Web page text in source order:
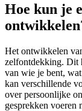
Hoe kun je
Het ontwikkelen
zelfontdekking. Dit
van wie je bent,
kan verschillende
over persoonlijke
gesprekken voeren